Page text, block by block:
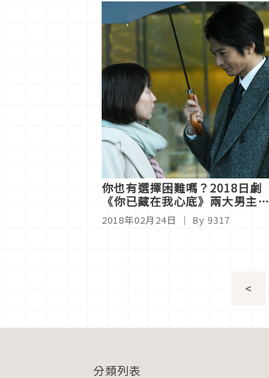
你也有選擇困難嗎？2018日劇
《你已藏在我心底》兩大男主角
比一比
2018年02月24日 ｜ By 9317
<
分類列表